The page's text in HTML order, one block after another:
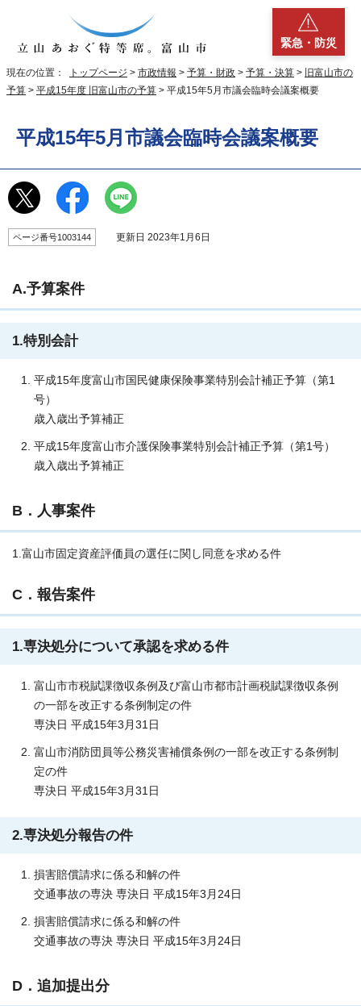
緊急・防災
現在の位置： トップページ > 市政情報 > 予算・財政 > 予算・決算 > 旧富山市の
予算 > 平成15年度 旧富山市の予算 > 平成15年5月市議会臨時会議案概要
平成15年5月市議会臨時会議案概要
ページ番号1003144 更新日 2023年1月6日
A.予算案件
1.特別会計
平成15年度富山市国民健康保険事業特別会計補正予算（第1
号）
歳入歳出予算補正
平成15年度富山市介護保険事業特別会計補正予算（第1号）
歳入歳出予算補正
B．人事案件
1.富山市固定資産評価員の選任に関し同意を求める件
C．報告案件
1.専決処分について承認を求める件
富山市市税賦課徴収条例及び富山市都市計画税賦課徴収条例
の一部を改正する条例制定の件
専決日 平成15年3月31日
富山市消防団員等公務災害補償条例の一部を改正する条例制
定の件
専決日 平成15年3月31日
2.専決処分報告の件
損害賠償請求に係る和解の件
交通事故の専決 専決日 平成15年3月24日
損害賠償請求に係る和解の件
交通事故の専決 専決日 平成15年3月24日
D．追加提出分